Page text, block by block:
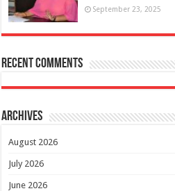
September 23, 2025
Recent Comments
Archives
August 2026
July 2026
June 2026